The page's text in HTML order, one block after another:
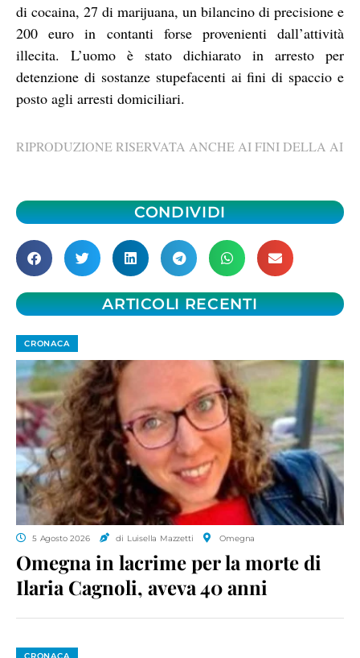
di cocaina, 27 di marijuana, un bilancino di precisione e
200 euro in contanti forse provenienti dall’attività
illecita. L’uomo è stato dichiarato in arresto per
detenzione di sostanze stupefacenti ai fini di spaccio e
posto agli arresti domiciliari.
RIPRODUZIONE RISERVATA ANCHE AI FINI DELLA AI
CONDIVIDI
ARTICOLI RECENTI
CRONACA
5 Agosto 2026 di Luisella Mazzetti Omegna
Omegna in lacrime per la morte di
Ilaria Cagnoli, aveva 40 anni
CRONACA